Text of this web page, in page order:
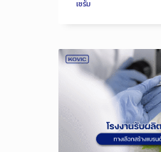
เซรั่ม